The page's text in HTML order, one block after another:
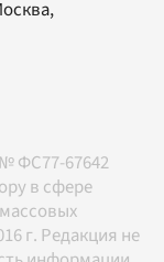
,
ФС77-67642
в сфере
г. Редакция не